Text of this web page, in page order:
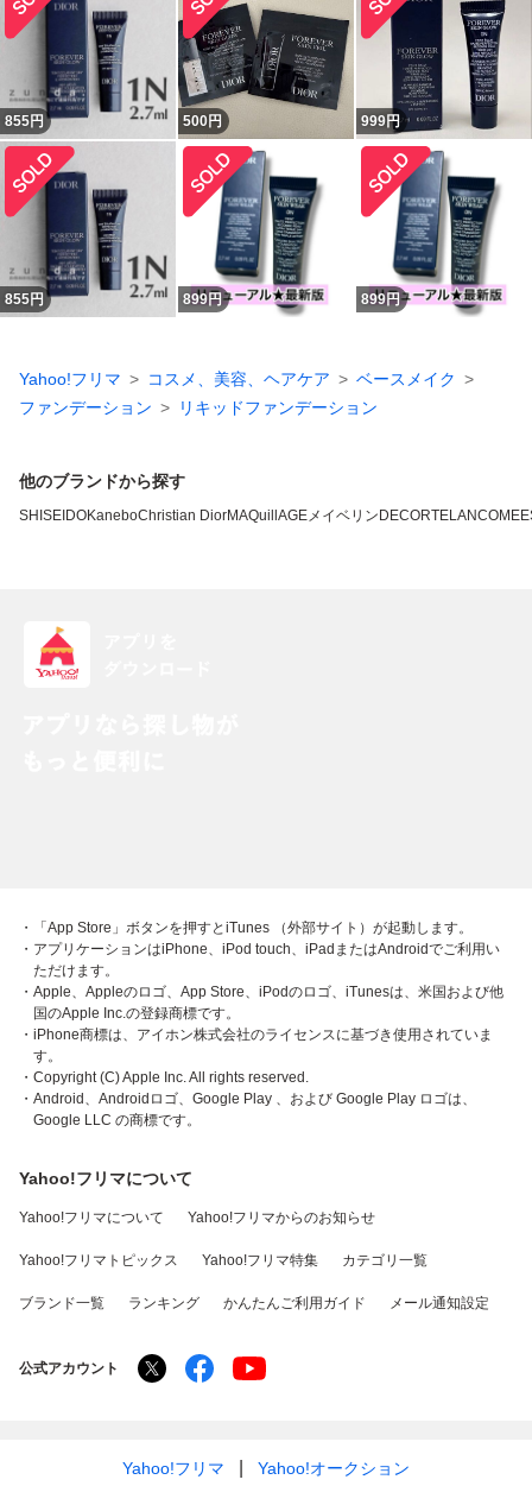
855円 500円 999円
855円 899円 899円
Yahoo!フリマ コスメ、美容、ヘアケア
ベースメイク
ファンデーション
リキッドファンデーション
他のブランドから探す
SHISEIDOKaneboChristian DiorMAQuillAGEメイベリン DECORTELANCOME
・「App Store」ボタンを押すとiTunes （外部サイト）が起動します。
・アプリケーションはiPhone、iPod touch、iPadまたはAndroidでご利用い
ただけます。
・Apple、Appleのロゴ、App Store、iPodのロゴ、iTunesは、米国および他
国のApple Inc.の登録商標です。
・iPhone商標は、アイホン株式会社のライセンスに基づき使用されていま
す。
・Copyright (C) Apple Inc. All rights reserved.
・Android、Androidロゴ、Google Play 、および Google Play ロゴは、
Google LLC の商標です。
Yahoo!フリマについて
Yahoo!フリマについて Yahoo!フリマからのお知らせ
Yahoo!フリマトピックス Yahoo!フリマ特集 カテゴリ一覧
ブランド一覧 ランキング かんたんご利用ガイド メール通知設定
公式アカウント
Yahoo!フリマ Yahoo!オークション